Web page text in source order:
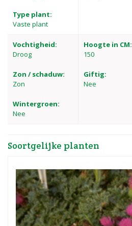
Type plant:
Vaste plant
Vochtigheid:
Droog
Zon / schaduw:
Zon
Wintergroen:
Nee
Hoogte in CM:
150
Giftig:
Nee
Soortgelijke planten